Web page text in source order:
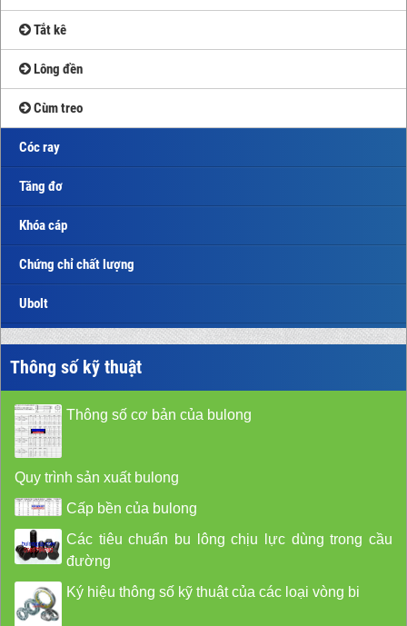
Tắt kê
Lông đền
Cùm treo
Cóc ray
Tăng đơ
Khóa cáp
Chứng chỉ chất lượng
Ubolt
Thông số kỹ thuật
Thông số cơ bản của bulong
Quy trình sản xuất bulong
Cấp bền của bulong
Các tiêu chuẩn bu lông chịu lực dùng trong cầu
đường
Ký hiệu thông số kỹ thuật của các loại vòng bi